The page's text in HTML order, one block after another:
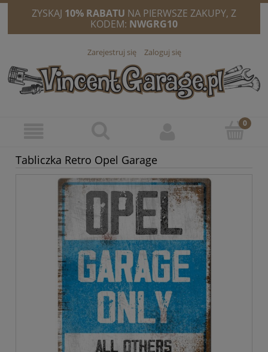
ZYSKAJ 10% RABATU NA PIERWSZE ZAKUPY, Z
KODEM: NWGRG10
Zarejestruj się Zaloguj się
Tabliczka Retro Opel Garage